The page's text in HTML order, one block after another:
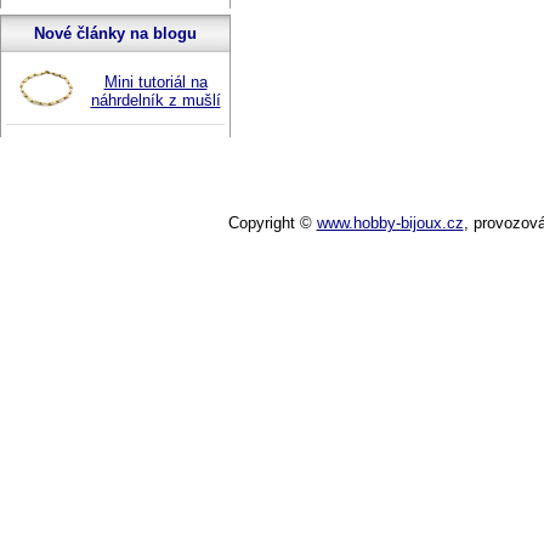
Nové články na blogu
Mini tutoriál na
náhrdelník z mušlí
Copyright © www.hobby-bijoux.cz,